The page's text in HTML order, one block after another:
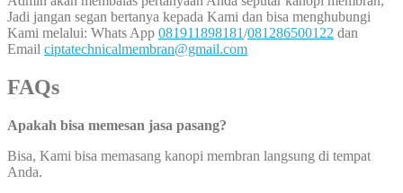
Jadi jangan segan bertanya kepada Kami dan bisa menghubungi
Kami melalui: Whats App 081911898181/081286500122 dan
Email ciptatechnicalmembran@gmail.com
FAQs
Apakah bisa memesan jasa pasang?
Bisa, Kami bisa memasang kanopi membran langsung di tempat
Anda.